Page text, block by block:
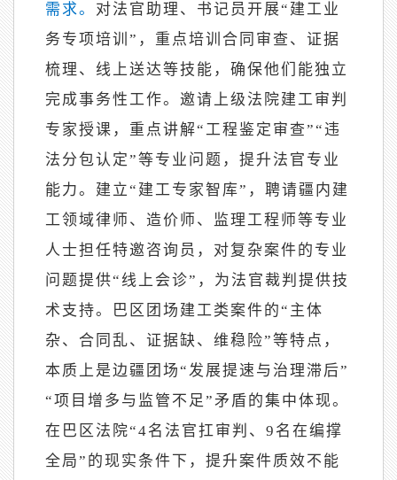
需求。 对法官助理、书记员开展“建工业
务专项培训”，重点培训合同审查、证据
梳理、线上送达等技能，确保他们能独立
完成事务性工作。邀请上级法院建工审判
专家授课，重点讲解“工程鉴定审查”“违
法分包认定”等专业问题，提升法官专业
能力。建立“建工专家智库”，聘请疆内建
工领域律师、造价师、监理工程师等专业
人士担任特邀咨询员，对复杂案件的专业
问题提供“线上会诊”，为法官裁判提供技
术支持。巴区团场建工类案件的“主体
杂、合同乱、证据缺、维稳险”等特点，
本质上是边疆团场“发展提速与治理滞后”
“项目增多与监管不足”矛盾的集中体现。
在巴区法院“4名法官扛审判、9名在编撑
全局”的现实条件下，提升案件质效不能